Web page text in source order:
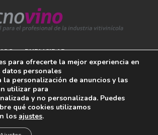
PUBLICIDAD
para ofrecerte la mejor experiencia en
datos personales
la personalización de anuncios y las
utilizar para
y no personalizada. Puedes
qué cookies utilizamos
los ajustes.